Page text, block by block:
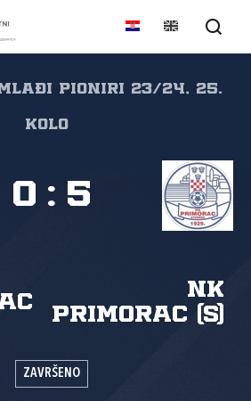
Mlađi pioniri 23/24, 25.
kolo
NK
Primorac (S)
0 : 5
ZAVRŠENO